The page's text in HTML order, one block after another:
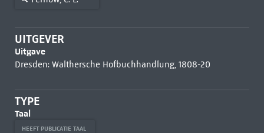
UITGEVER
Uitgave
Dresden: Walthersche Hofbuchhandlung, 1808-20
TYPE
Taal
HEEFT PUBLICATIE TAAL